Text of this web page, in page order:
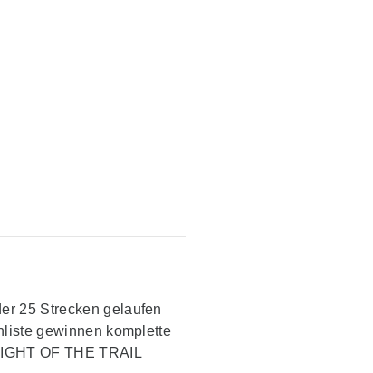
25 Strecken gelaufen
gewinnen komplette
OF THE TRAIL